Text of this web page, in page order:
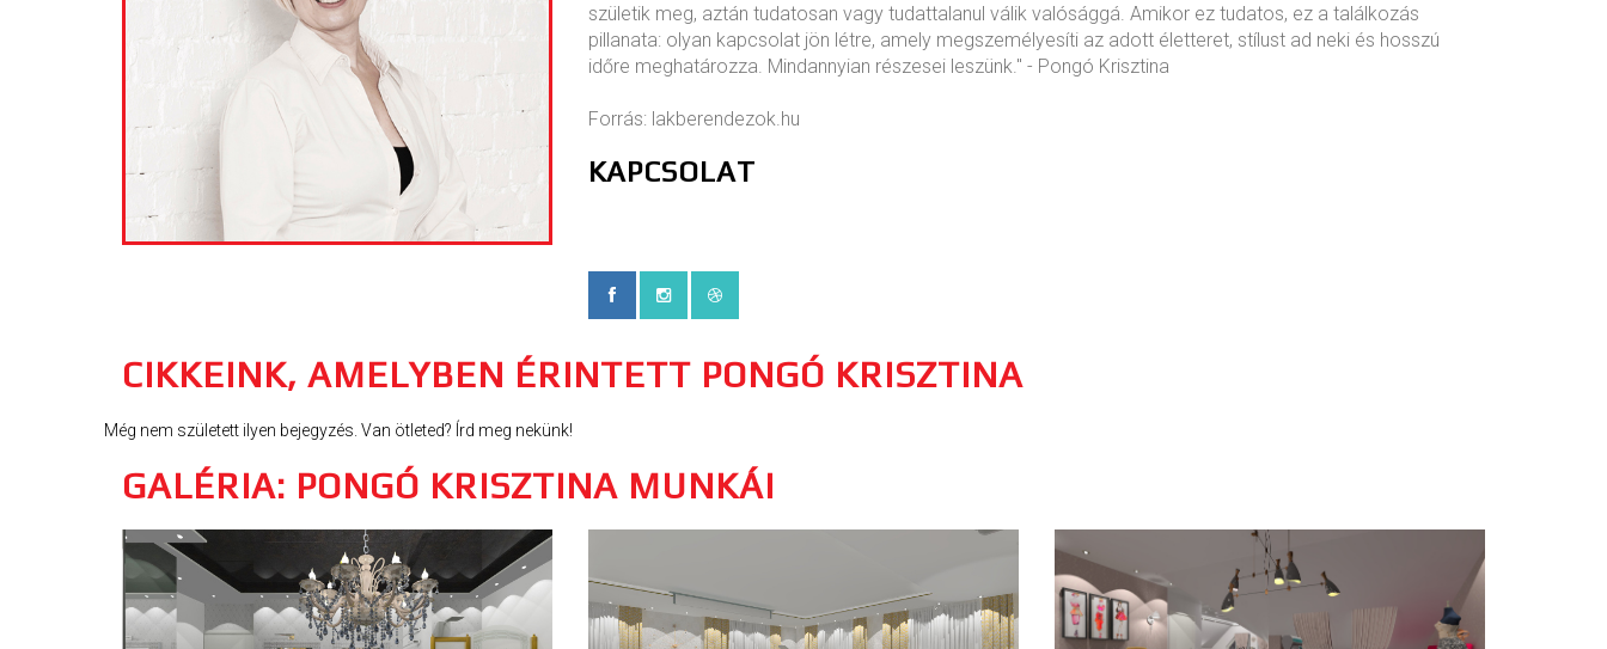
születik meg, aztán tudatosan vagy tudattalanul válik valósággá. Amikor ez tudatos, ez a találkozás
pillanata: olyan kapcsolat jön létre, amely megszemélyesíti az adott életteret, stílust ad neki és hosszú
időre meghatározza. Mindannyian részesei leszünk." - Pongó Krisztina
Forrás: lakberendezok.hu
KAPCSOLAT
CIKKEINK, AMELYBEN ÉRINTETT PONGÓ KRISZTINA
Még nem született ilyen bejegyzés. Van ötleted? Írd meg nekünk!
GALÉRIA: PONGÓ KRISZTINA MUNKÁI